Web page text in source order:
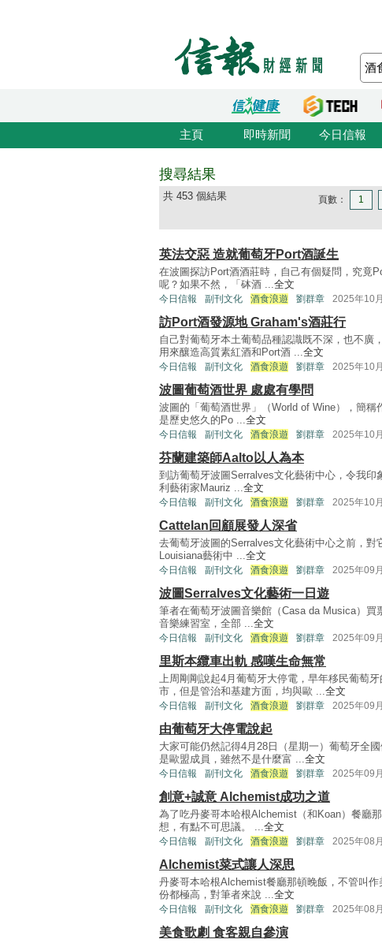
主頁 即時新聞 今日信報
搜尋結果
共 453 個結果 頁數： 1
英法交惡 造就葡萄牙Port酒誕生
在波圖探訪Port酒酒莊時，自己有個疑問，究竟
呢？如果不然，「砵酒 ...全文
今日信報 副刊文化 酒食浪遊 劉群章 2025年10
訪Port酒發源地 Graham's酒莊行
自己對葡萄牙本土葡萄品種認識既不深，也不廣
用來釀造高質素紅酒和Port酒 ...全文
今日信報 副刊文化 酒食浪遊 劉群章 2025年10
波圖葡萄酒世界 處處有學問
波圖的「葡萄酒世界」（World of Wine），簡
是歷史悠久的Po ...全文
今日信報 副刊文化 酒食浪遊 劉群章 2025年10
芬蘭建築師Aalto以人為本
到訪葡萄牙波圖Serralves文化藝術中心，令我
利藝術家Mauriz ...全文
今日信報 副刊文化 酒食浪遊 劉群章 2025年10
Cattelan回顧展發人深省
去葡萄牙波圖的Serralves文化藝術中心之前，對
Louisiana藝術中 ...全文
今日信報 副刊文化 酒食浪遊 劉群章 2025年09
波圖Serralves文化藝術一日遊
筆者在葡萄牙波圖音樂館（Casa da Musica）
音樂練習室，全部 ...全文
今日信報 副刊文化 酒食浪遊 劉群章 2025年09
里斯本纜車出軌 感嘆生命無常
上周剛剛說起4月葡萄牙大停電，早年移民葡萄
市，但是管治和基建方面，均與歐 ...全文
今日信報 副刊文化 酒食浪遊 劉群章 2025年09
由葡萄牙大停電說起
大家可能仍然記得4月28日（星期一）葡萄牙全
是歐盟成員，雖然不是什麼富 ...全文
今日信報 副刊文化 酒食浪遊 劉群章 2025年09
創意+誠意 Alchemist成功之道
為了吃丹麥哥本哈根Alchemist（和Koan）餐廳
想，有點不可思議。 ...全文
今日信報 副刊文化 酒食浪遊 劉群章 2025年08
Alchemist菜式讓人深思
丹麥哥本哈根Alchemist餐廳那頓晚飯，不管叫
份都極高，對筆者來說 ...全文
今日信報 副刊文化 酒食浪遊 劉群章 2025年08
美食歌劇 食客親自參演